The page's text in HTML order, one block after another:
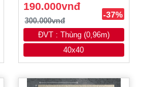
190.000vnđ
300.000vnđ
-37%
ĐVT : Thùng (0,96m)
40x40